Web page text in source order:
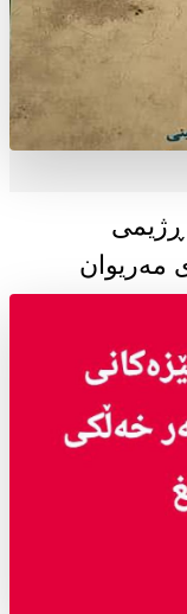
مەریوان